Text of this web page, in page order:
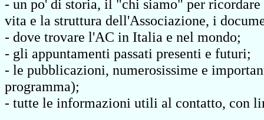
- un po' di storia, il "chi siamo" per
vita e la struttura dell'Associazione, i
- dove trovare l'AC in Italia e nel mondo;
- gli appuntamenti passati presenti e futuri;
- le pubblicazioni, numerosissime e
programma);
- tutte le informazioni utili al contatto, con